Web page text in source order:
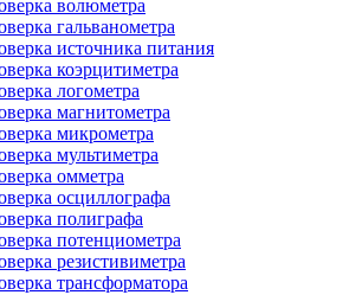
волюметра
гальванометра
источника питания
коэрцитиметра
логометра
магнитометра
микрометра
мультиметра
омметра
осциллографа
полиграфа
потенциометра
резистивиметра
трансформатора